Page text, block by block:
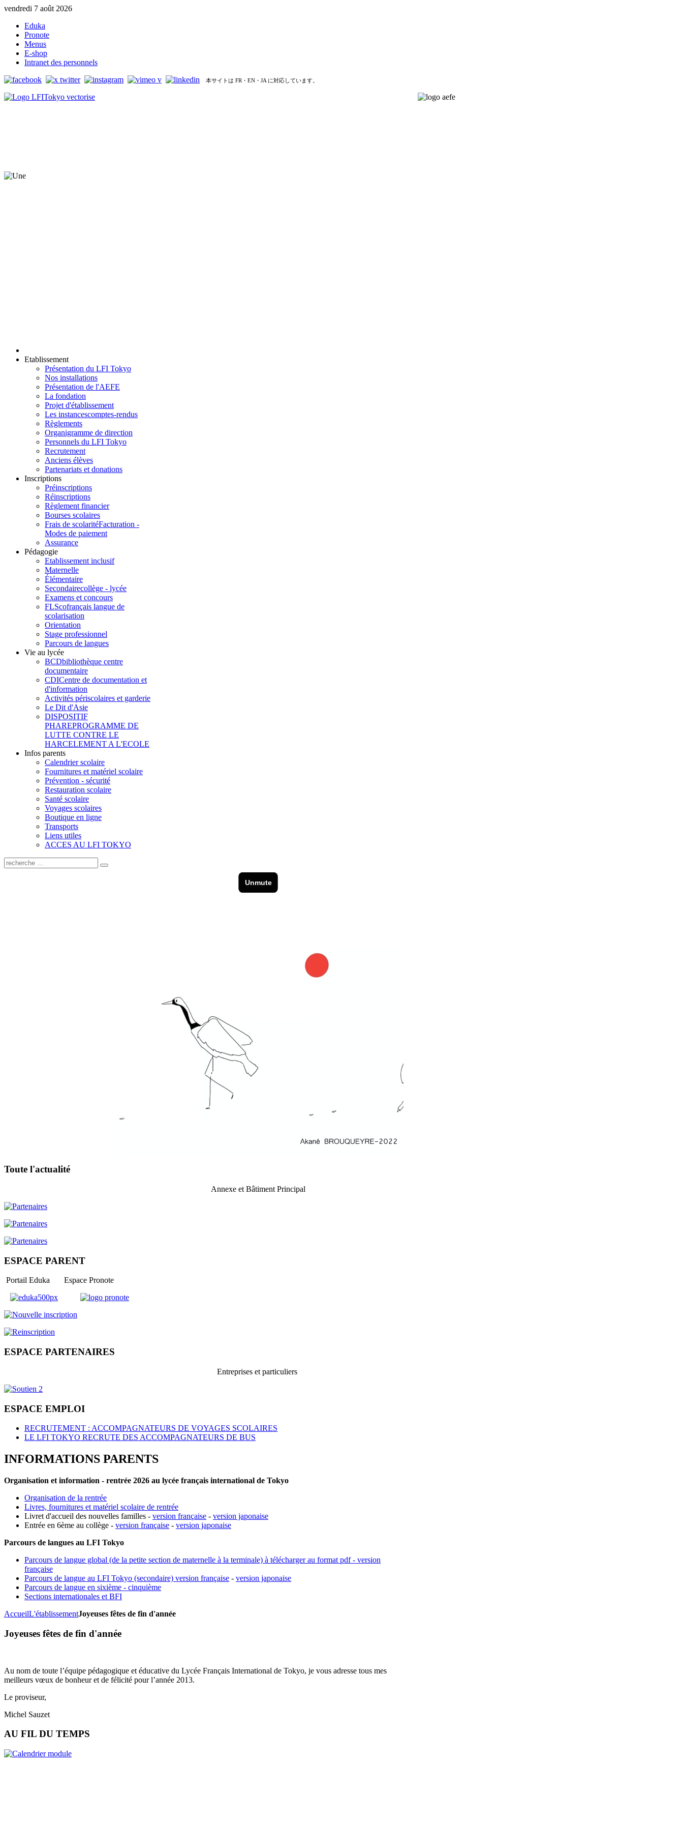
vendredi 7 août 2026
Eduka
Pronote
Menus
E-shop
Intranet des personnels
本サイトは FR・EN・JA に対応しています。
Etablissement
Présentation du LFI Tokyo
Nos installations
Présentation de l'AEFE
La fondation
Projet d'établissement
Les instancescomptes-rendus
Règlements
Organigramme de direction
Personnels du LFI Tokyo
Recrutement
Anciens élèves
Partenariats et donations
Inscriptions
Préinscriptions
Réinscriptions
Règlement financier
Bourses scolaires
Frais de scolaritéFacturation -
Modes de paiement
Assurance
Pédagogie
Etablissement inclusif
Maternelle
Élémentaire
Secondairecollège - lycée
Examens et concours
FLScofrançais langue de
scolarisation
Orientation
Stage professionnel
Parcours de langues
Vie au lycée
BCDbibliothèque centre
documentaire
CDICentre de documentation et
d'information
Activités périscolaires et garderie
Le Dit d'Asie
DISPOSITIF
PHAREPROGRAMME DE
LUTTE CONTRE LE
HARCELEMENT A L'ECOLE
Infos parents
Calendrier scolaire
Fournitures et matériel scolaire
Prévention - sécurité
Restauration scolaire
Santé scolaire
Voyages scolaires
Boutique en ligne
Transports
Liens utiles
ACCES AU LFI TOKYO
Toute l'actualité
Annexe et Bâtiment Principal
ESPACE PARENT
Portail Eduka Espace Pronote
ESPACE PARTENAIRES
Entreprises et particuliers
ESPACE EMPLOI
RECRUTEMENT : ACCOMPAGNATEURS DE VOYAGES SCOLAIRES
LE LFI TOKYO RECRUTE DES ACCOMPAGNATEURS DE BUS
INFORMATIONS PARENTS
Organisation et information - rentrée 2026 au lycée français international de Tokyo
Organisation de la rentrée
Livres, fournitures et matériel scolaire de rentrée
Livret d'accueil des nouvelles familles - version française - version japonaise
Entrée en 6ème au collège - version française - version japonaise
Parcours de langues au LFI Tokyo
Parcours de langue global (de la petite section de maternelle à la terminale) à télécharger au format pdf - version
française
Parcours de langue au LFI Tokyo (secondaire) version française - version japonaise
Parcours de langue en sixième - cinquième
Sections internationales et BFI
AccueilL'établissementJoyeuses fêtes de fin d'année
Joyeuses fêtes de fin d'année
Au nom de toute l’équipe pédagogique et éducative du Lycée Français International de Tokyo, je vous adresse tous mes
meilleurs vœux de bonheur et de félicité pour l’année 2013.
Le proviseur,
Michel Sauzet
AU FIL DU TEMPS